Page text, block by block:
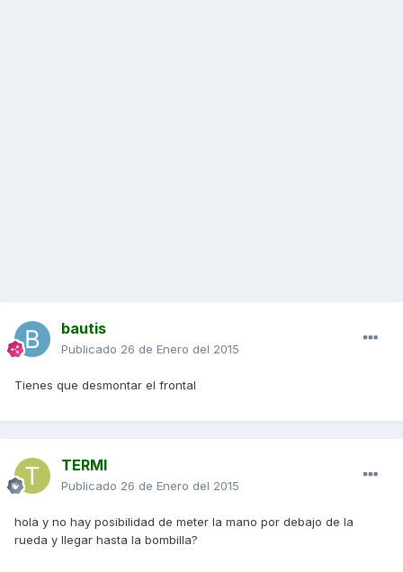
bautis
Publicado 26 de Enero del 2015
Tienes que desmontar el frontal
TERMI
Publicado 26 de Enero del 2015
hola y no hay posibilidad de meter la mano por debajo de la
rueda y llegar hasta la bombilla?